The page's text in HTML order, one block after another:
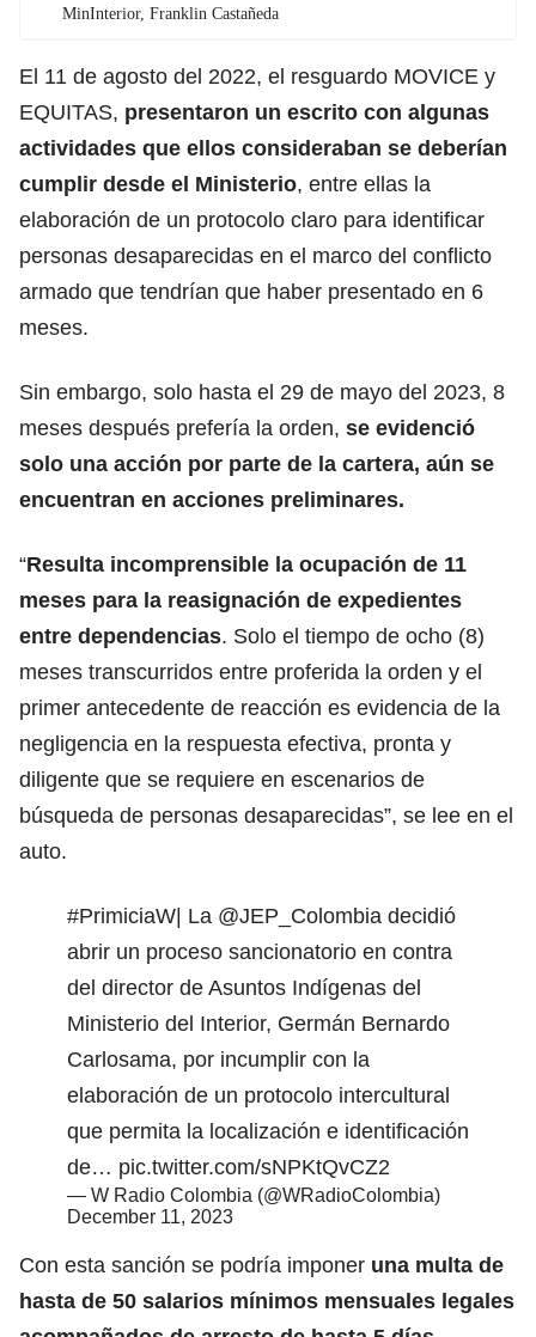
MinInterior, Franklin Castañeda
El 11 de agosto del 2022, el resguardo MOVICE y
EQUITAS, presentaron un escrito con algunas
actividades que ellos consideraban se deberían
cumplir desde el Ministerio, entre ellas la
elaboración de un protocolo claro para identificar
personas desaparecidas en el marco del conflicto
armado que tendrían que haber presentado en 6
meses.
Sin embargo, solo hasta el 29 de mayo del 2023, 8
meses después prefería la orden, se evidenció
solo una acción por parte de la cartera, aún se
encuentran en acciones preliminares.
“Resulta incomprensible la ocupación de 11
meses para la reasignación de expedientes
entre dependencias. Solo el tiempo de ocho (8)
meses transcurridos entre proferida la orden y el
primer antecedente de reacción es evidencia de la
negligencia en la respuesta efectiva, pronta y
diligente que se requiere en escenarios de
búsqueda de personas desaparecidas”, se lee en el
auto.
#PrimiciaW| La @JEP_Colombia decidió
abrir un proceso sancionatorio en contra
del director de Asuntos Indígenas del
Ministerio del Interior, Germán Bernardo
Carlosama, por incumplir con la
elaboración de un protocolo intercultural
que permita la localización e identificación
de… pic.twitter.com/sNPKtQvCZ2
— W Radio Colombia (@WRadioColombia)
December 11, 2023
Con esta sanción se podría imponer una multa de
hasta de 50 salarios mínimos mensuales legales